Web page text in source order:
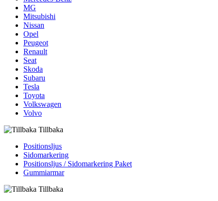
MG
Mitsubishi
Nissan
Opel
Peugeot
Renault
Seat
Skoda
Subaru
Tesla
Toyota
Volkswagen
Volvo
Tillbaka
Positionsljus
Sidomarkering
Positionsljus / Sidomarkering Paket
Gummiarmar
Tillbaka